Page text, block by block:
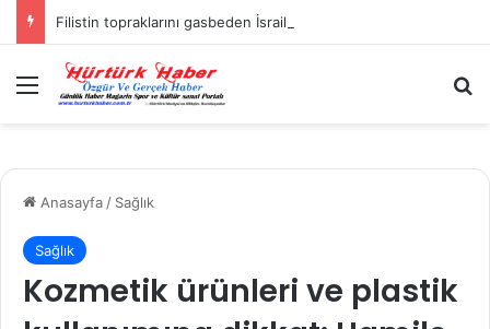
Menü
Anasayfa / Sağlık
Sağlık
Kozmetik ürünleri ve plastik